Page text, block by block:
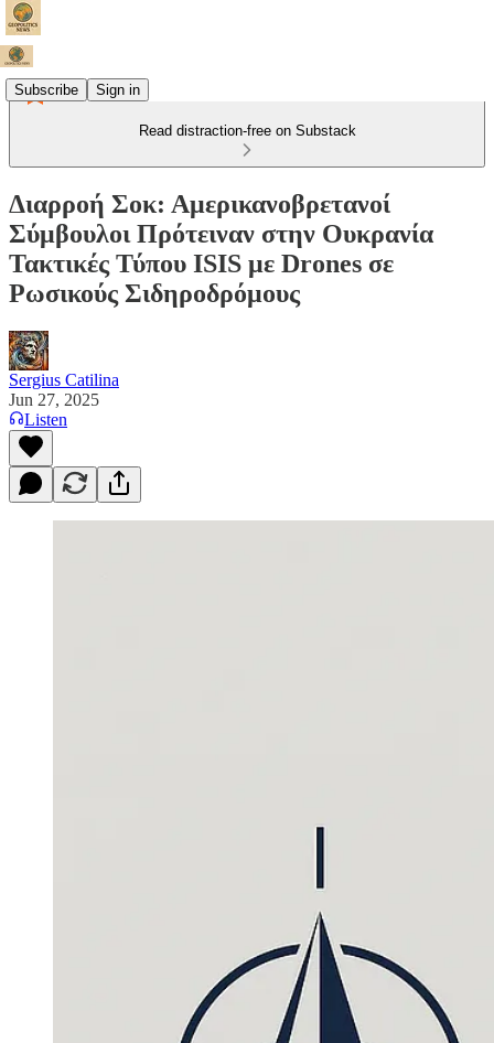
Subscribe Sign in
Read distraction-free on Substack
Διαρροή Σοκ: Αμερικανοβρετανοί
Σύμβουλοι Πρότειναν στην Ουκρανία
Τακτικές Τύπου ISIS με Drones σε
Ρωσικούς Σιδηροδρόμους
Sergius Catilina
Jun 27, 2025
Listen